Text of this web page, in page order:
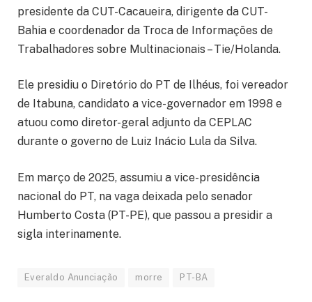
presidente da CUT-Cacaueira, dirigente da CUT-
Bahia e coordenador da Troca de Informações de
Trabalhadores sobre Multinacionais – Tie/Holanda.
Ele presidiu o Diretório do PT de Ilhéus, foi vereador
de Itabuna, candidato a vice-governador em 1998 e
atuou como diretor-geral adjunto da CEPLAC
durante o governo de Luiz Inácio Lula da Silva.
Em março de 2025, assumiu a vice-presidência
nacional do PT, na vaga deixada pelo senador
Humberto Costa (PT-PE), que passou a presidir a
sigla interinamente.
Everaldo Anunciação morre PT-BA